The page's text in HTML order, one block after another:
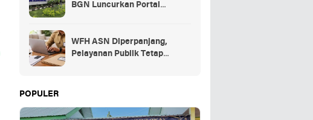
BGN Luncurkan Portal
WFH ASN Diperpanjang,
Pelayanan Publik Tetap
POPULER